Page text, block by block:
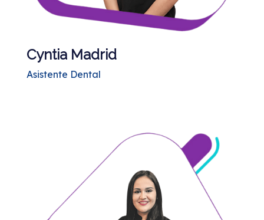
Cyntia Madrid
Asistente Dental